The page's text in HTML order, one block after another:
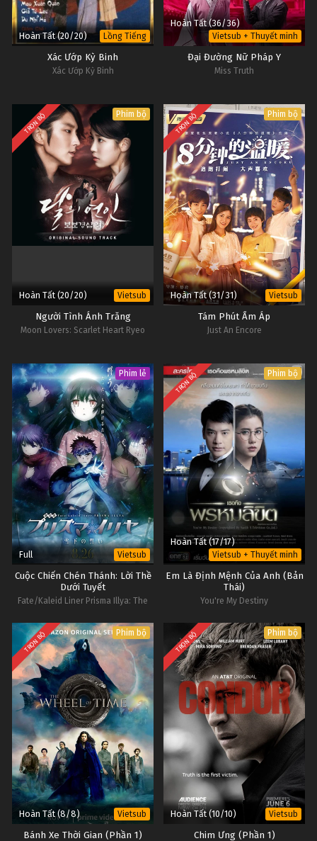
Hoàn Tất (20/20) Lồng Tiếng
Xác Ướp Kỳ Binh
Xác Ướp Kỳ Binh
Hoàn Tất (36/36)
Vietsub + Thuyết minh
Đại Đường Nữ Pháp Y
Miss Truth
TRỌN BỘ Phim bộ
Hoàn Tất (20/20) Vietsub
Người Tình Ánh Trăng
Moon Lovers: Scarlet Heart Ryeo
TRỌN BỘ Phim bộ
Hoàn Tất (31/31) Vietsub
Tám Phút Ấm Áp
Just An Encore
Phim lẻ
Full Vietsub
Cuộc Chiến Chén Thánh: Lời Thề
Dưới Tuyết
Fate/Kaleid Liner Prisma Illya: The
TRỌN BỘ Phim bộ
Hoàn Tất (17/17)
Vietsub + Thuyết minh
Em Là Định Mệnh Của Anh (Bản
Thái)
You're My Destiny
TRỌN BỘ Phim bộ
Hoàn Tất (8/8) Vietsub
Bánh Xe Thời Gian (Phần 1)
TRỌN BỘ Phim bộ
Hoàn Tất (10/10) Vietsub
Chim Ưng (Phần 1)